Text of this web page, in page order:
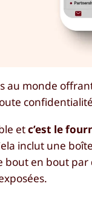
au monde
etc’est le
inclut une
bout en bout